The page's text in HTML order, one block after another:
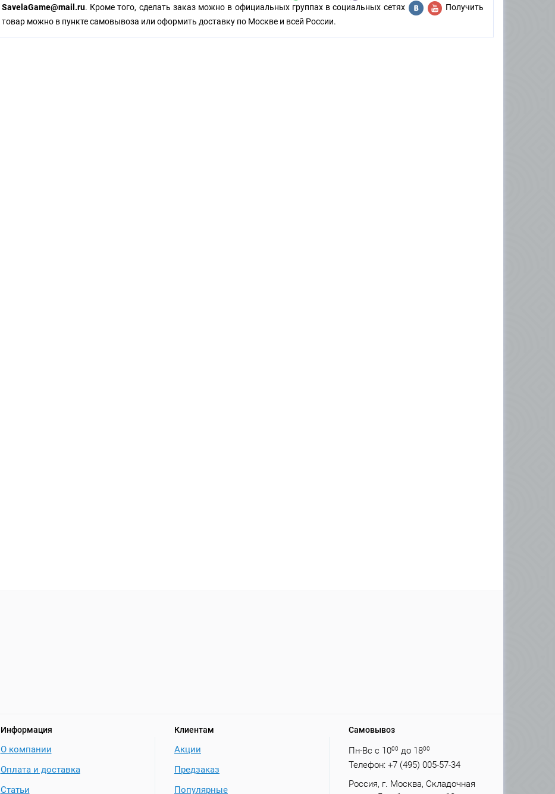
SavelaGame@mail.ru. Кроме того, сделать заказ можно в официальных группах в социальных сетях
Получить
товар можно в пункте самовывоза или оформить доставку по Москве и всей России.
Информация
О компании
Оплата и доставка
Статьи
Клиентам
Акции
Предзаказ
Популярные
Самовывоз
Пн-Вс с 1000 до 1800
Телефон: +7 (495) 005-57-34
Россия, г. Москва, Складочная